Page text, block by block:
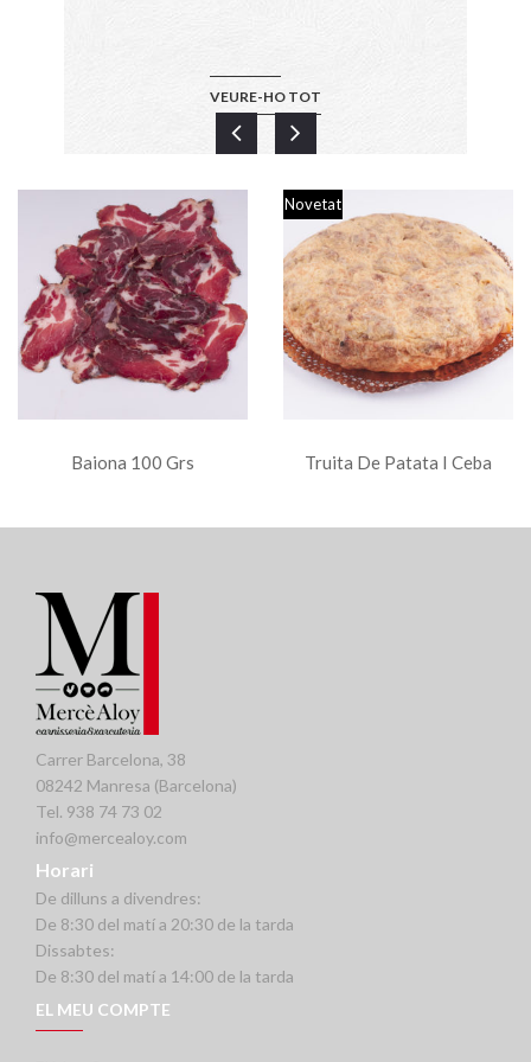
VEURE-HO TOT
Baiona 100 Grs
Novetat
Truita De Patata I Ceba
Carrer Barcelona, 38
08242 Manresa (Barcelona)
Tel. 938 74 73 02
info@mercealoy.com
Horari
De dilluns a divendres:
De 8:30 del matí a 20:30 de la tarda
Dissabtes:
De 8:30 del matí a 14:00 de la tarda
EL MEU COMPTE